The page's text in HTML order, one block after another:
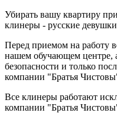
Убирать вашу квартиру
клинеры - русские
Перед приемом на работу
нашем обучающем центре,
безопасности и только
компании "Братья
Все клинеры работают
компании "Братья